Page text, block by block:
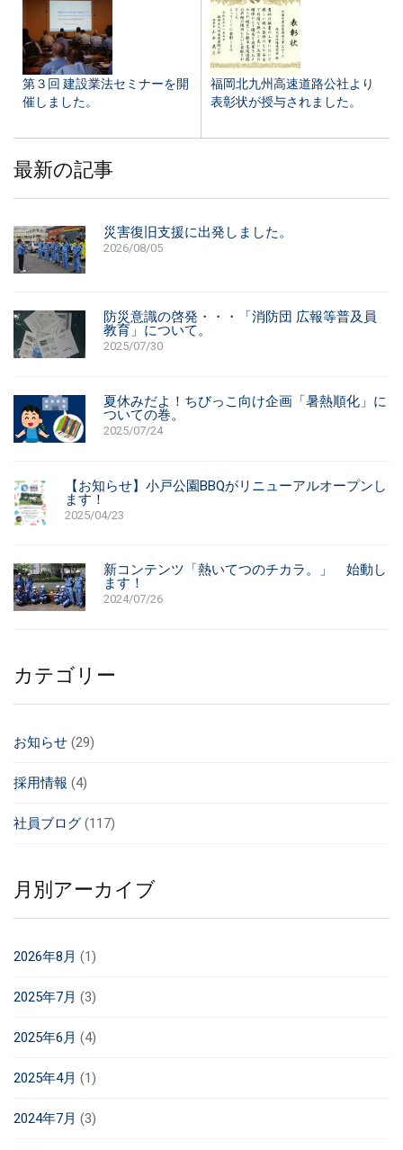
第３回 建設業法セミナーを開
催しました。
福岡北九州高速道路公社より
表彰状が授与されました。
最新の記事
災害復旧支援に出発しました。
2026/08/05
防災意識の啓発・・・「消防団 広報等普及員
教育」について。
2025/07/30
夏休みだよ！ちびっこ向け企画「暑熱順化」に
ついての巻。
2025/07/24
【お知らせ】小戸公園BBQがリニューアルオープンし
ます！
2025/04/23
新コンテンツ「熱いてつのチカラ。」 始動し
ます！
2024/07/26
カテゴリー
お知らせ (29)
採用情報 (4)
社員ブログ (117)
月別アーカイブ
2026年8月 (1)
2025年7月 (3)
2025年6月 (4)
2025年4月 (1)
2024年7月 (3)